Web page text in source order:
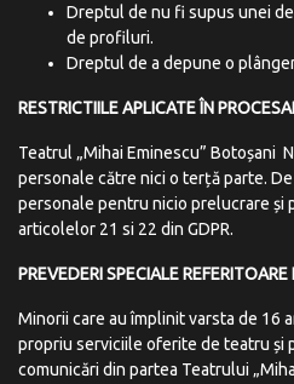
Dreptul de nu fi supus unei
de profiluri.
Dreptul de a depune o
RESTRICTIILE APLICATE ÎN
Teatrul „Mihai Eminescu” Botoșani
personale către nici o terță parte.
personale pentru nicio prelucrare și
articolelor 21 si 22 din GDPR.
PREVEDERISPECIALEREFERITOARE
Minorii care au împlinit varsta de 16
propriu serviciile oferite de teatru și
comunicări din partea Teatrului